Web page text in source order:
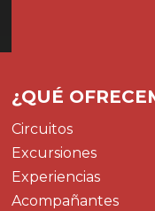
¿QUÉ
Circuitos
Excursiones
Experiencias
Acompañantes